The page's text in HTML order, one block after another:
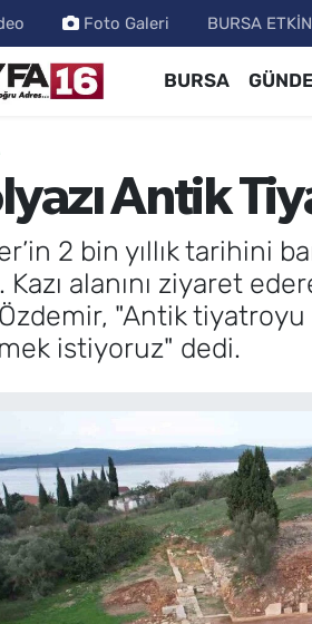
Foto Galeri BURSA
BURSA
Antik
2 bin yıllık tarihini
Kazı alanını ziyaret
"Antik
istiyoruz" dedi.
Grup Puan Durumu ve Fikstür